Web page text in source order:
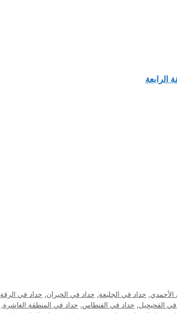
الرابعة
, حداد في الجليعة, حداد في الخيران, حداد في الرقة
الفحيحيل, حداد في الفنطاس, حداد في المنطقة العاشرة,